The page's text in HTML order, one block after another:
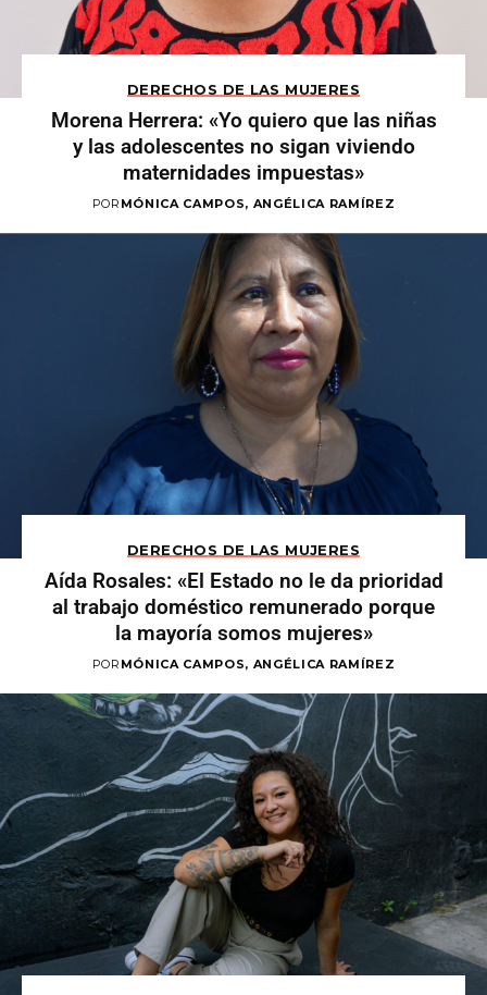
DERECHOS DE LAS MUJERES
Morena Herrera: «Yo quiero que las niñas
y las adolescentes no sigan viviendo
maternidades impuestas»
POR MÓNICA CAMPOS, ANGÉLICA RAMÍREZ
DERECHOS DE LAS MUJERES
Aída Rosales: «El Estado no le da prioridad
al trabajo doméstico remunerado porque
la mayoría somos mujeres»
POR MÓNICA CAMPOS, ANGÉLICA RAMÍREZ